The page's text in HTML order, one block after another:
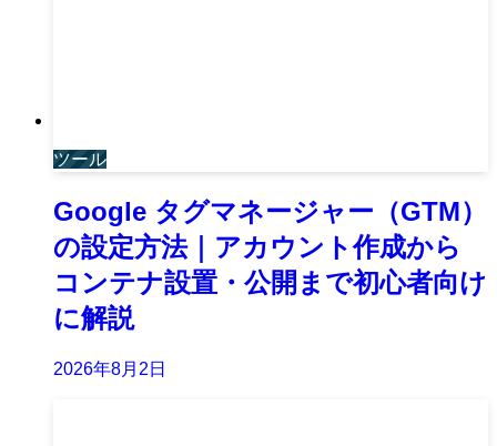
ツール
Google タグマネージャー（GTM）
の設定方法｜アカウント作成から
コンテナ設置・公開まで初心者向け
に解説
2026年8月2日